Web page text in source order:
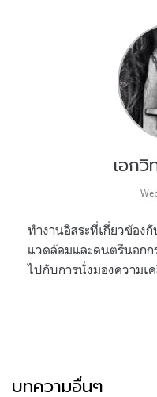
เอก
ทำงานอิสระที่เกี่ยวข้
แวดล้อมและดนตรีนอก
ไปกับการนั่งมองความเ
บทความอื่นๆ